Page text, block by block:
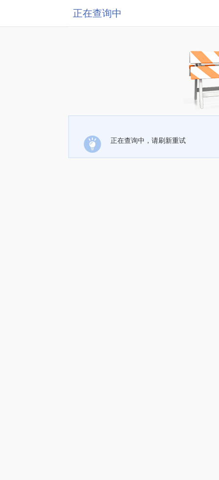
正在查询中
正在查询中，请刷新重试